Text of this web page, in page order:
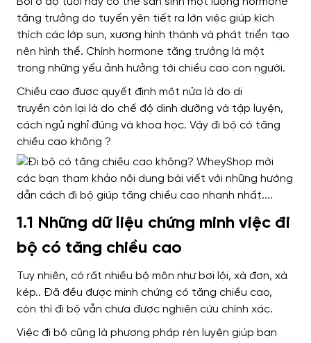
tăng trưởng do tuyến yên tiết ra lớn việc giúp kích
thích các lớp sụn, xương hình thành và phát triển tạo
nên hình thể. Chính hormone tăng trưởng là một
trong những yếu ảnh hưởng tới chiều cao con người.
Chiều cao được quyết định một nửa là do di
truyền còn lại là do chế độ dinh dưỡng và tập luyện,
cách ngủ nghỉ đúng và khoa học. Vậy đi bộ có tăng
chiều cao không ?
1.1 Những dữ liệu chứng minh việc đi
bộ có tăng chiều cao
Tuy nhiên, có rất nhiều bộ môn nhưbơi lội, xà đơn, xà
kép.. Đã đều được minh chứng có tăng chiều cao,
còn thì đi bộ vẫn chưa được nghiên cứu chính xác.
Việc đi bộ cũng là phương pháp rèn luyện giúp bạn